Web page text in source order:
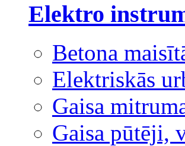
Elektro
Betona
Elektriskās
Gaisa
Gaisa pūtēji,